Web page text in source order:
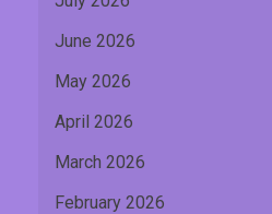
June 2026
May 2026
April 2026
March 2026
February 2026